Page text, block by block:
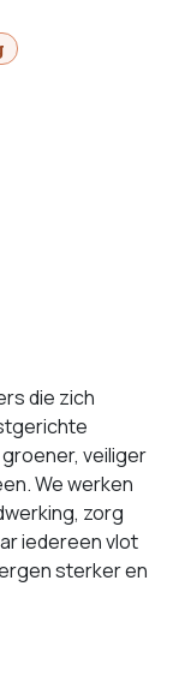
die zich
veiliger
We werken
zorg
iedereen vlot
sterker en